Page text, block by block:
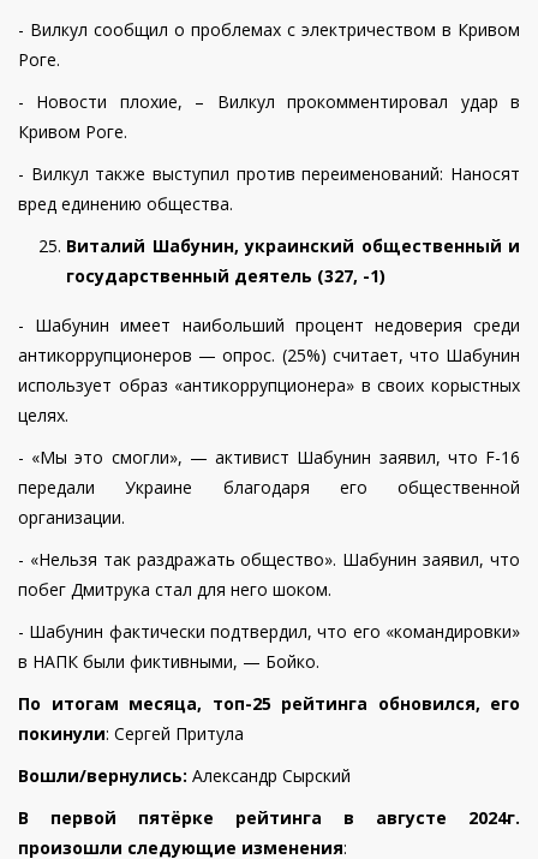
- Вилкул сообщил о проблемах с электричеством в Кривом
Роге.
- Новости плохие, – Вилкул прокомментировал удар в
Кривом Роге.
- Вилкул также выступил против переименований: Наносят
вред единению общества.
Виталий Шабунин, украинский общественный и
государственный деятель (327, -1)
- Шабунин имеет наибольший процент недоверия среди
антикоррупционеров — опрос. (25%) считает, что Шабунин
использует образ «антикоррупционера» в своих корыстных
целях.
- «Мы это смогли», — активист Шабунин заявил, что F-16
передали Украине благодаря его общественной
организации.
- «Нельзя так раздражать общество». Шабунин заявил, что
побег Дмитрука стал для него шоком.
- Шабунин фактически подтвердил, что его «командировки»
в НАПК были фиктивными, — Бойко.
По итогам месяца, топ-25 рейтинга обновился, его
покинули: Сергей Притула
Вошли/вернулись: Александр Сырский
В первой пятёрке рейтинга в августе 2024г.
произошли следующие изменения: